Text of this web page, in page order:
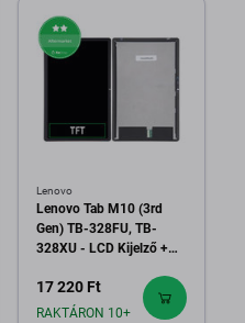
Lenovo
Lenovo Tab M10 (3rd
Gen) TB-328FU, TB-
328XU - LCD Kijelző +
17 220 Ft
RAKTÁRON 10+